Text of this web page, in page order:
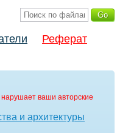
Реферат
ваши авторские
и архитектуры